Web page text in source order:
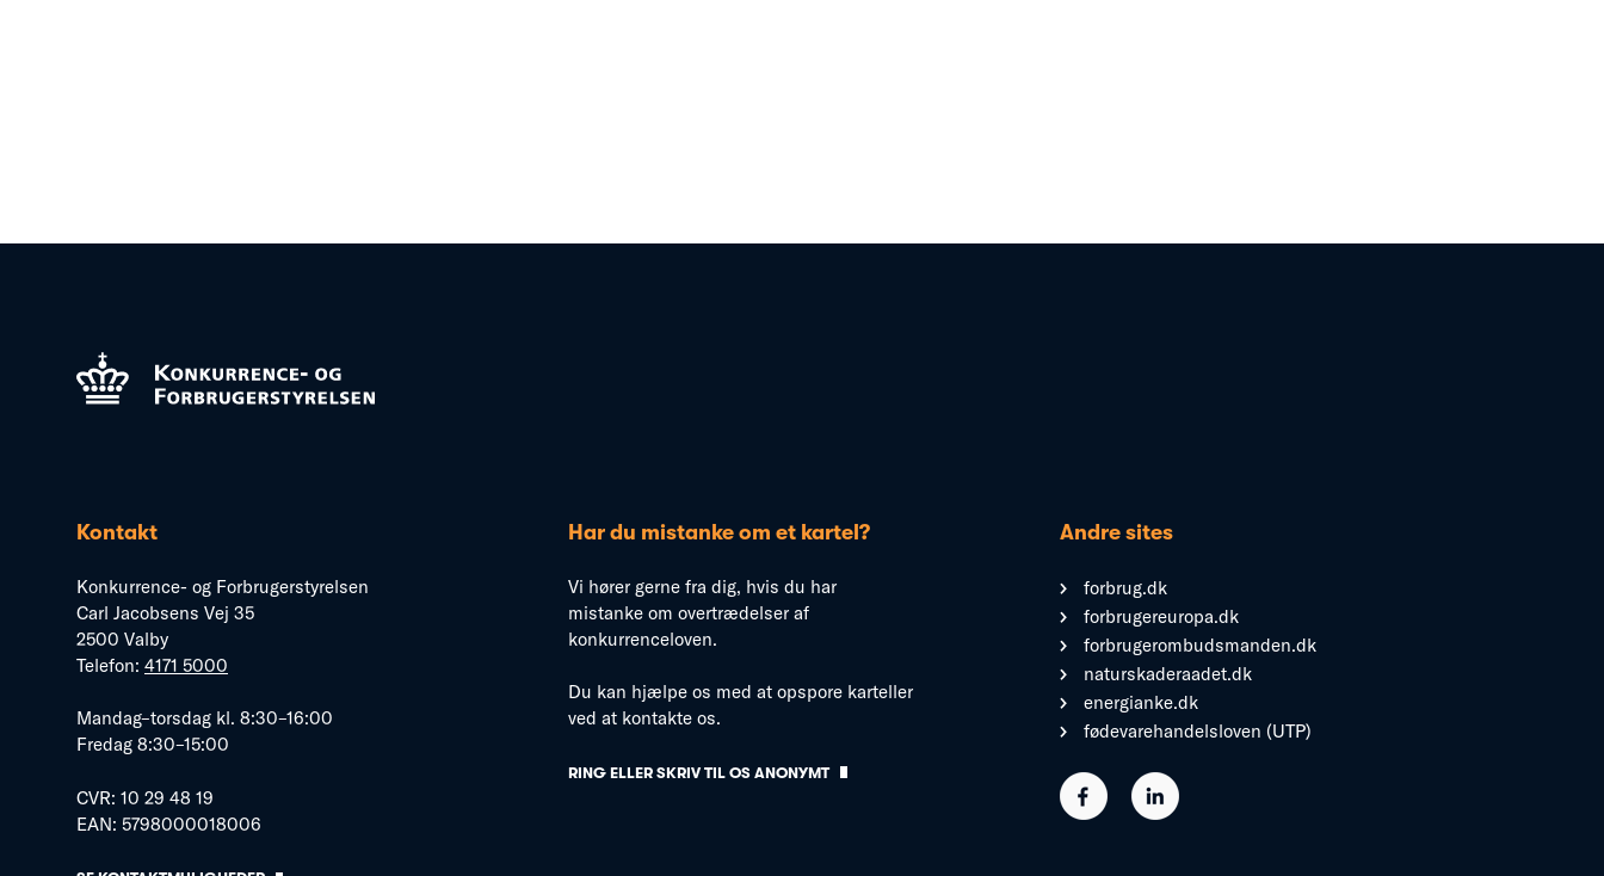
Kontakt
Konkurrence- og Forbrugerstyrelsen
Carl Jacobsens Vej 35
2500 Valby
Telefon: 4171 5000
Mandag–torsdag kl. 8:30–16:00
Fredag 8:30–15:00
CVR: 10 29 48 19
EAN: 5798000018006
Har du mistanke om et kartel?
Vi hører gerne fra dig, hvis du har
mistanke om overtrædelser af
konkurrenceloven.
Du kan hjælpe os med at opspore karteller
ved at kontakte os.
RING ELLER SKRIV TIL OS ANONYMT
Andre sites
forbrug.dk
forbrugereuropa.dk
forbrugerombudsmanden.dk
naturskaderaadet.dk
energianke.dk
fødevarehandelsloven (UTP)